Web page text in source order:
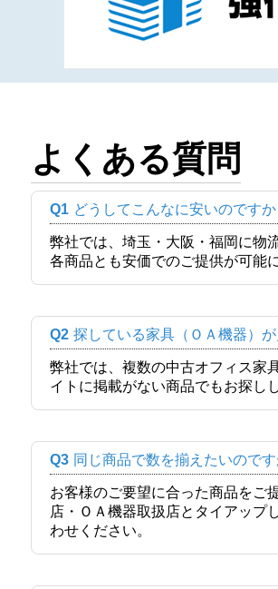
よくある質問
Q1 どうしてこんなに安いのですか
弊社では、埼玉・大阪・福岡に物
各商品とも安価でのご提供が可能
Q2 探している家具（ＯＡ機器）
弊社では、複数の中古オフィス家
イトに掲載がない商品でもお探し
Q3 同じ商品で数を揃えたいので
お客様のご要望に合った商品をご
店・ＯＡ機器取扱店とタイアップ
わせください。